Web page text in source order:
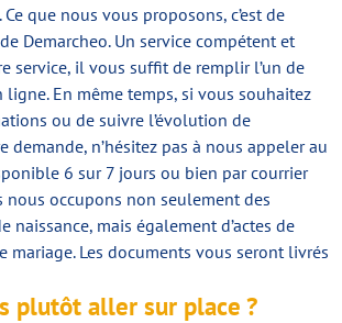
que nous vous proposons, c’est de
Demarcheo. Un service compétent et
service, il vous suffit de remplir l’un de
En même temps, si vous souhaitez
ou de suivre l’évolution de
demande, n’hésitez pas à nous appeler au
6 sur 7 jours ou bien par courrier
nous occupons non seulement des
naissance, mais également d’actes de
mariage. Les documents vous seront livrés
plutôt aller sur place ?